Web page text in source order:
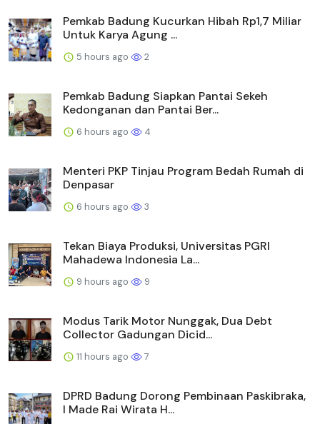
Pemkab Badung Kucurkan Hibah Rp1,7 Miliar
Untuk Karya Agung ...
5 hours ago 2
Pemkab Badung Siapkan Pantai Sekeh
Kedonganan dan Pantai Ber...
6 hours ago 4
Menteri PKP Tinjau Program Bedah Rumah di
Denpasar
6 hours ago 3
Tekan Biaya Produksi, Universitas PGRI
Mahadewa Indonesia La...
9 hours ago 9
Modus Tarik Motor Nunggak, Dua Debt
Collector Gadungan Dicid...
11 hours ago 7
DPRD Badung Dorong Pembinaan Paskibraka,
I Made Rai Wirata H...